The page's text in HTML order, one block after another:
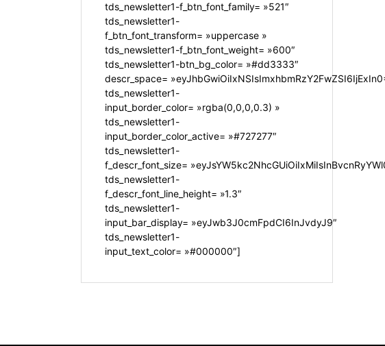
tds_newsletter1-f_btn_font_family= »521″
tds_newsletter1-
f_btn_font_transform= »uppercase »
tds_newsletter1-f_btn_font_weight= »600″
tds_newsletter1-btn_bg_color= »#dd3333″
descr_space=
tds_newsletter1-
input_border_color= »rgba(0,0,0,0.3) »
tds_newsletter1-
input_border_color_active= »#727277″
tds_newsletter1-
f_descr_font_size=
tds_newsletter1-
f_descr_font_line_height= »1.3″
tds_newsletter1-
input_bar_display= »eyJwb3J0cmFpdCI6InJvdyJ9″
tds_newsletter1-
input_text_color= »#000000″]